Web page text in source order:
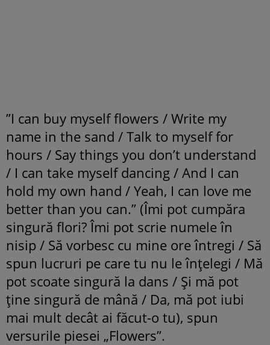
”I can buy myself flowers / Write my
name in the sand / Talk to myself for
hours / Say things you don’t understand
/ I can take myself dancing / And I can
hold my own hand / Yeah, I can love me
better than you can.” (Îmi pot cumpăra
singură flori? Îmi pot scrie numele în
nisip / Să vorbesc cu mine ore întregi / Să
spun lucruri pe care tu nu le înțelegi / Mă
pot scoate singură la dans / Și mă pot
ține singură de mână / Da, mă pot iubi
mai mult decât ai făcut-o tu), spun
versurile piesei „Flowers”.